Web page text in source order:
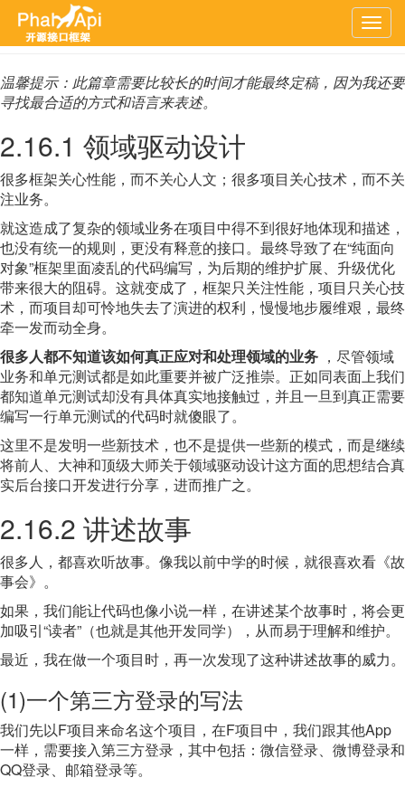
上一章文档首页
温馨提示：此篇章需要比较长的时间才能最终定稿，因为我还要
寻找最合适的方式和语言来表述。
2.16.1 领域驱动设计
很多框架关心性能，而不关心人文；很多项目关心技术，而不关
注业务。
就这造成了复杂的领域业务在项目中得不到很好地体现和描述，
也没有统一的规则，更没有释意的接口。最终导致了在“纯面向
对象”框架里面凌乱的代码编写，为后期的维护扩展、升级优化
带来很大的阻碍。这就变成了，框架只关注性能，项目只关心技
术，而项目却可怜地失去了演进的权利，慢慢地步履维艰，最终
牵一发而动全身。
很多人都不知道该如何真正应对和处理领域的业务 ，尽管领域
业务和单元测试都是如此重要并被广泛推崇。正如同表面上我们
都知道单元测试却没有具体真实地接触过，并且一旦到真正需要
编写一行单元测试的代码时就傻眼了。
这里不是发明一些新技术，也不是提供一些新的模式，而是继续
将前人、大神和顶级大师关于领域驱动设计这方面的思想结合真
实后台接口开发进行分享，进而推广之。
2.16.2 讲述故事
很多人，都喜欢听故事。像我以前中学的时候，就很喜欢看《故
事会》。
如果，我们能让代码也像小说一样，在讲述某个故事时，将会更
加吸引“读者”（也就是其他开发同学），从而易于理解和维护。
最近，我在做一个项目时，再一次发现了这种讲述故事的威力。
(1)一个第三方登录的写法
我们先以F项目来命名这个项目，在F项目中，我们跟其他App
一样，需要接入第三方登录，其中包括：微信登录、微博登录和
QQ登录、邮箱登录等。